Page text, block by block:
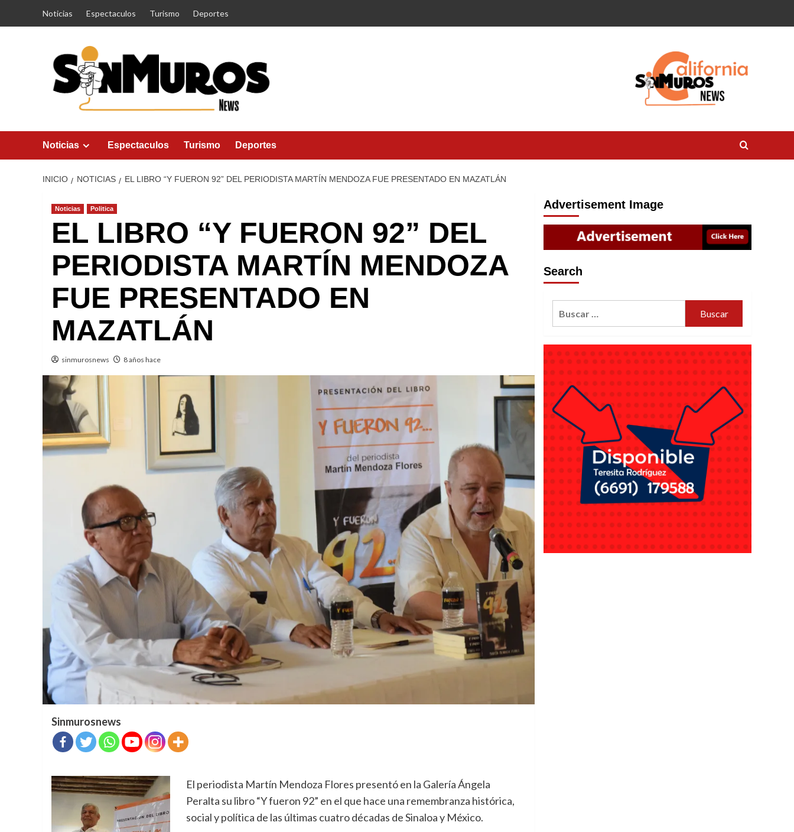
Noticias Espectaculos Turismo Deportes
Noticias Espectaculos Turismo Deportes
INICIO NOTICIAS EL LIBRO “Y FUERON 92” DEL PERIODISTA MARTÍN MENDOZA FUE PRESENTADO EN MAZATLÁN
Noticias Politica
EL LIBRO “Y FUERON 92” DEL
PERIODISTA MARTÍN MENDOZA
FUE PRESENTADO EN
MAZATLÁN
sinmurosnews 8 años hace
Sinmurosnews
El periodista Martín Mendoza Flores presentó en la Galería Ángela
Peralta su libro “Y fueron 92” en el que hace una remembranza histórica,
social y política de las últimas cuatro décadas de Sinaloa y México.
Advertisement Image
Search